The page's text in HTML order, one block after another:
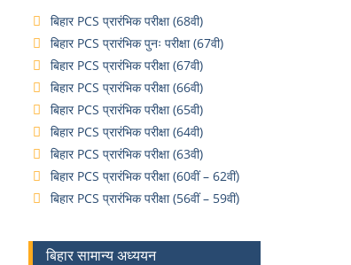
बिहार PCS प्रारंभिक परीक्षा (68वी)
बिहार PCS प्रारंभिक पुनः परीक्षा (67वी)
बिहार PCS प्रारंभिक परीक्षा (67वी)
बिहार PCS प्रारंभिक परीक्षा (66वी)
बिहार PCS प्रारंभिक परीक्षा (65वी)
बिहार PCS प्रारंभिक परीक्षा (64वी)
बिहार PCS प्रारंभिक परीक्षा (63वी)
बिहार PCS प्रारंभिक परीक्षा (60वीं – 62वीं)
बिहार PCS प्रारंभिक परीक्षा (56वीं – 59वीं)
बिहार सामान्य अध्ययन